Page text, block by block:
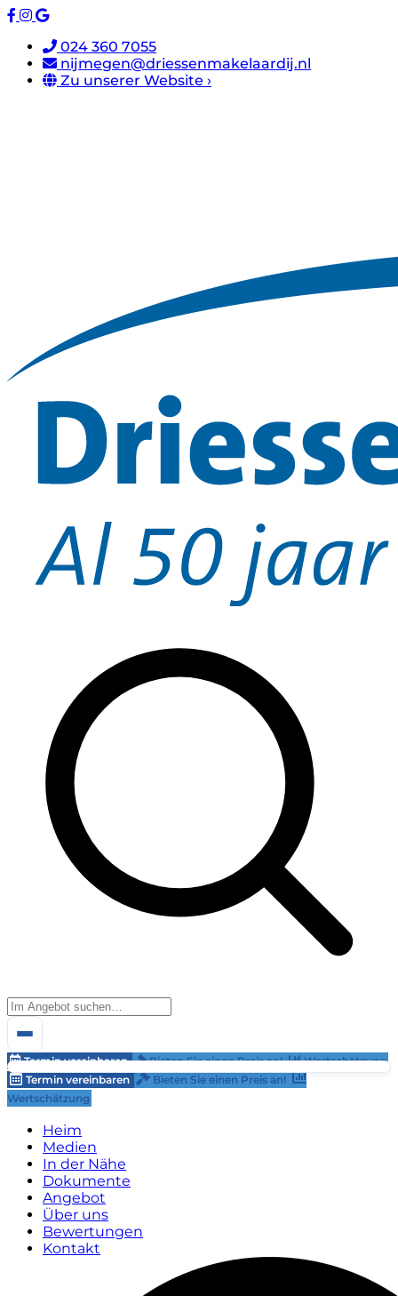
024 360 7055
nijmegen@driessenmakelaardij.nl
Zu unserer Website ›
Termin vereinbaren Bieten Sie einen Preis an!
Wertschätzung
Termin vereinbaren
Bieten Sie einen Preis an!
Wertschätzung
Heim
Medien
In der Nähe
Dokumente
Angebot
Über uns
Bewertungen
Kontakt